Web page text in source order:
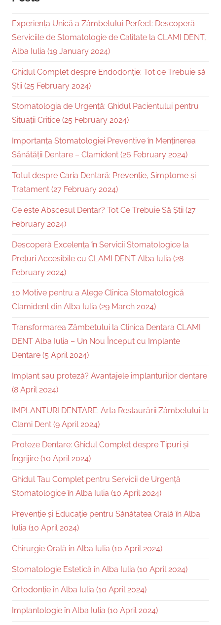
Experiența Unică a Zâmbetului Perfect: Descoperă
Serviciile de Stomatologie de Calitate la CLAMI DENT,
Alba Iulia (19 January 2024)
Ghidul Complet despre Endodonție: Tot ce Trebuie să
Știi (25 February 2024)
Stomatologia de Urgență: Ghidul Pacientului pentru
Situații Critice (25 February 2024)
Importanța Stomatologiei Preventive în Menținerea
Sănătății Dentare – Clamident (26 February 2024)
Totul despre Caria Dentară: Prevenție, Simptome și
Tratament (27 February 2024)
Ce este Abscesul Dentar? Tot Ce Trebuie Să Știi (27
February 2024)
Descoperă Excelența în Servicii Stomatologice la
Prețuri Accesibile cu CLAMI DENT Alba Iulia (28
February 2024)
10 Motive pentru a Alege Clinica Stomatologică
Clamident din Alba Iulia (29 March 2024)
Transformarea Zâmbetului la Clinica Dentara CLAMI
DENT Alba Iulia – Un Nou Început cu Implante
Dentare (5 April 2024)
Implant sau proteză? Avantajele implanturilor dentare
(8 April 2024)
IMPLANTURI DENTARE: Arta Restaurării Zâmbetului la
Clami Dent (9 April 2024)
Proteze Dentare: Ghidul Complet despre Tipuri și
Îngrijire (10 April 2024)
Ghidul Tau Complet pentru Servicii de Urgență
Stomatologice în Alba Iulia (10 April 2024)
Prevenție și Educație pentru Sănătatea Orală în Alba
Iulia (10 April 2024)
Chirurgie Orală în Alba Iulia (10 April 2024)
Stomatologie Estetică în Alba Iulia (10 April 2024)
Ortodonție în Alba Iulia (10 April 2024)
Implantologie în Alba Iulia (10 April 2024)